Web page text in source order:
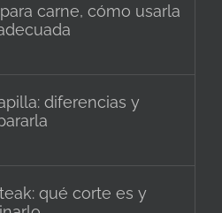
carne, cómo usarla
diferencias y
qué corte es y